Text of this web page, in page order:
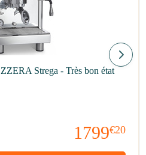
Strega - Très bon état
1799€20